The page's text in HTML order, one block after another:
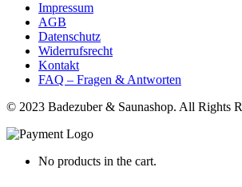
Impressum
AGB
Datenschutz
Widerrufsrecht
Kontakt
FAQ – Fragen & Antworten
© 2023 Badezuber & Saunashop. All Rights
No products in the cart.